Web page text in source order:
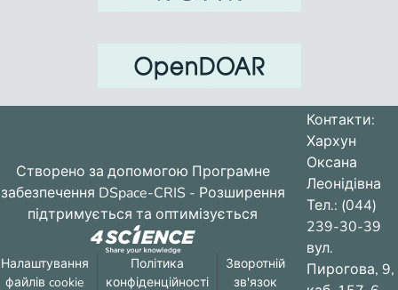
Створено за допомогою Програмне
забезпечення DSpace-CRIS - Розширення
підтримується та оптимізується
Налаштування
файлів cookie
Політика
конфіденційності
Зворотній
зв'язок
Контакти:
Хархун
Оксана
Леонідівна
Тел.: (044)
239-30-39
вул.
Пирогова, 9,